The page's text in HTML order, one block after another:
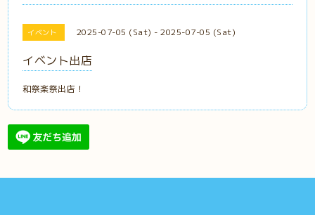
イベント 2025-07-05 (Sat) - 2025-07-05 (Sat)
イベント出店
和祭楽祭出店！